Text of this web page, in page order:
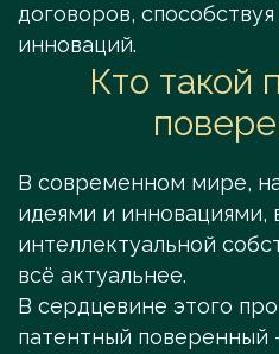
договоров,
инноваций.
Кто такой
В современном мире,
идеями и инновациями,
интеллектуальной
всё актуальнее.
В сердцевине этого
патентный поверенный